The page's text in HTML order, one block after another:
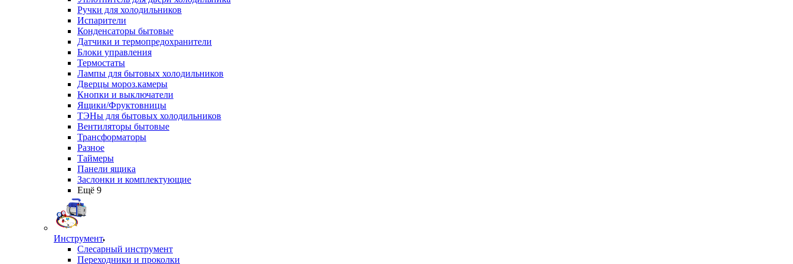
Ручки для холодильников
Испарители
Конденсаторы бытовые
Датчики и термопредохранители
Блоки управления
Термостаты
Лампы для бытовых холодильников
Дверцы мороз.камеры
Кнопки и выключатели
Ящики/Фруктовницы
ТЭНы для бытовых холодильников
Вентиляторы бытовые
Трансформаторы
Разное
Таймеры
Панели ящика
Заслонки и комплектующие
Ещё 9
Инструмент
Слесарный инструмент
Переходники и проколки